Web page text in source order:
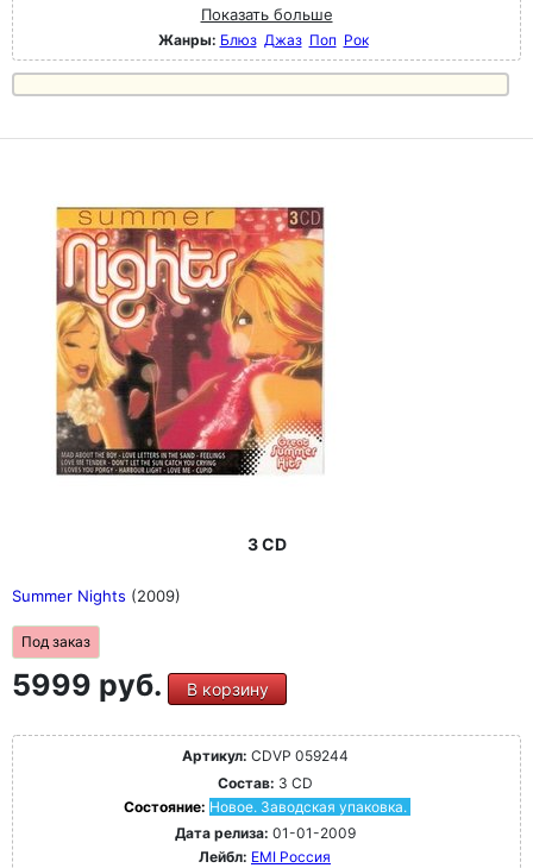
Показать больше
Жанры: Блюз Джаз Поп Рок
3 CD
Summer Nights (2009)
Под заказ
5999 руб. В корзину
Артикул: CDVP 059244
Состав: 3 CD
Состояние: Новое. Заводская упаковка.
Дата релиза: 01-01-2009
Лейбл: EMI Россия